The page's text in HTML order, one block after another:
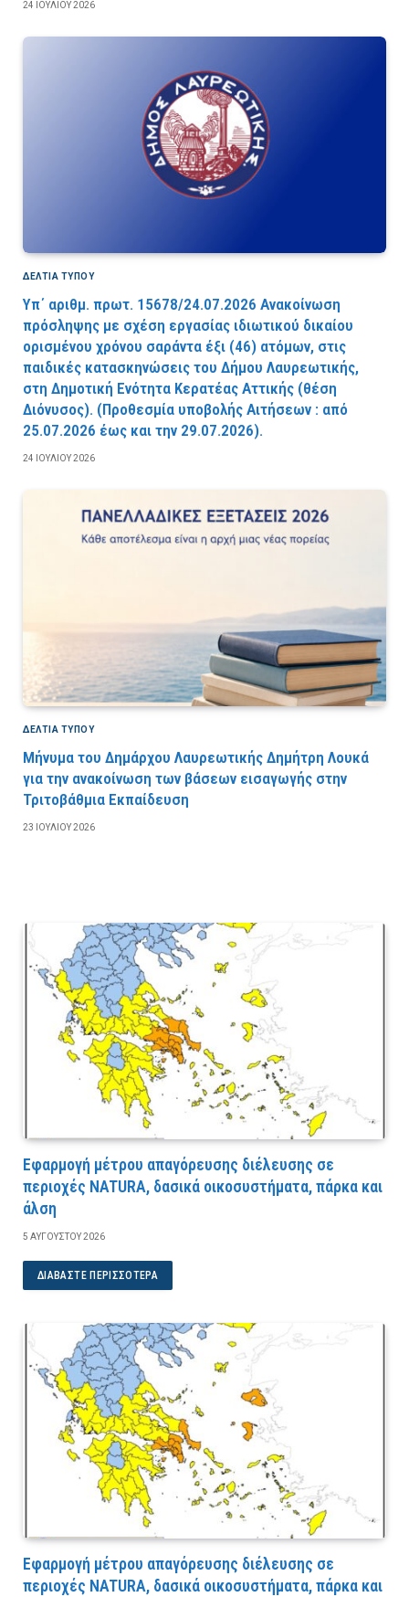
24 ΙΟΥΛΊΟΥ 2026
ΔΕΛΤΙΑ ΤΥΠΟΥ
Υπ΄ αριθμ. πρωτ. 15678/24.07.2026 Ανακοίνωση
πρόσληψης με σχέση εργασίας ιδιωτικού δικαίου
ορισμένου χρόνου σαράντα έξι (46) ατόμων, στις
παιδικές κατασκηνώσεις του Δήμου Λαυρεωτικής,
στη Δημοτική Ενότητα Κερατέας Αττικής (θέση
Διόνυσος). (Προθεσμία υποβολής Αιτήσεων : από
25.07.2026 έως και την 29.07.2026).
24 ΙΟΥΛΊΟΥ 2026
ΔΕΛΤΙΑ ΤΥΠΟΥ
Μήνυμα του Δημάρχου Λαυρεωτικής Δημήτρη Λουκά
για την ανακοίνωση των βάσεων εισαγωγής στην
Τριτοβάθμια Εκπαίδευση
23 ΙΟΥΛΊΟΥ 2026
Εφαρμογή μέτρου απαγόρευσης διέλευσης σε
περιοχές NATURA, δασικά οικοσυστήματα, πάρκα και
άλση
5 ΑΥΓΟΎΣΤΟΥ 2026
ΔΙΑΒΆΣΤΕ ΠΕΡΙΣΣΌΤΕΡΑ
Εφαρμογή μέτρου απαγόρευσης διέλευσης σε
περιοχές NATURA, δασικά οικοσυστήματα, πάρκα και